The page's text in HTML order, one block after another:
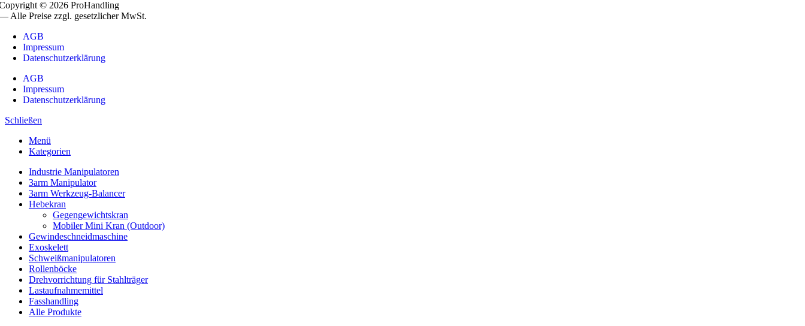
© 2026 ProHandling
Alle Preise zzgl. gesetzlicher MwSt.
AGB
Impressum
Datenschutzerklärung
AGB
Impressum
Datenschutzerklärung
Schließen
Menü
Kategorien
Industrie Manipulatoren
3arm Manipulator
3arm Werkzeug-Balancer
Hebekran
Gegengewichtskran
Mobiler Mini Kran (Outdoor)
Gewindeschneidmaschine
Exoskelett
Schweißmanipulatoren
Rollenböcke
Drehvorrichtung für Stahlträger
Lastaufnahmemittel
Fasshandling
Alle Produkte